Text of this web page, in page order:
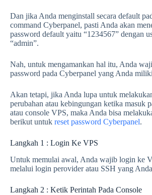
Dan jika Anda menginstall secara default
command Cyberpanel, pasti Anda akan
password default yaitu “1234567” dengan
“admin”.
Nah, untuk mengamankan hal itu, Anda
password pada Cyberpanel yang Anda
Akan tetapi, jika Anda lupa untuk
perubahan atau kebingungan ketika masuk
atau console VPS, maka Anda bisa
berikut untuk reset password Cyberpanel.
Langkah 1 : Login Ke VPS
Untuk memulai awal, Anda wajib login ke
melalui login perovider atau SSH yang
Langkah 2 : Ketik Perintah Pada Console